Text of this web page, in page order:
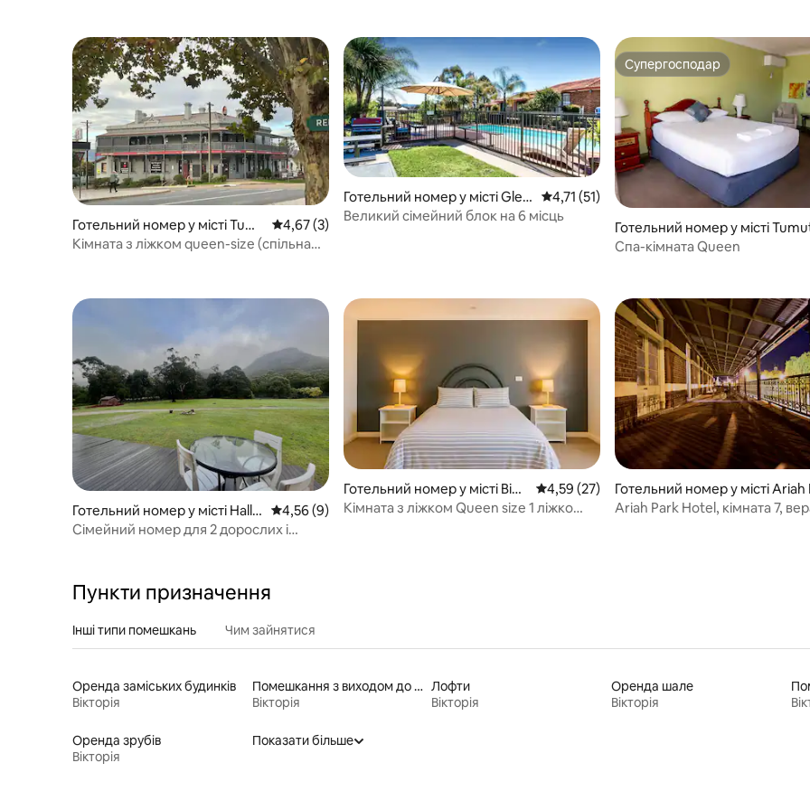
Готельний номер у місті Tum
ut
Середня оцінка: 4,67 з 5, відгуки: 3
4,67 (3)
Кімната з ліжком queen-size (спільна
Готельний номер у місті Glen
roy
Середня оцінка: 4,71 з 5, відгуки: 51
4,71 (51)
Великий сімейний блок на 6 місць
Супергосподар
Супергосподар
Готельний номер у місті
Спа-кімната Queen
Готельний номер у місті Halls
Gap
Середня оцінка: 4,56 з 5, відгуки: 9
4,56 (9)
Сімейний номер для 2 дорослих і
Готельний номер у місті Bina
long
Середня оцінка: 4,59 з 5, відгуки: 27
4,59 (27)
Кімната з ліжком Queen size 1 ліжко
Готельний номер у місті Ariah
rk
Ariah Park Hotel, кімната 7,
Пункти призначення
Інші типи помешкань Чим зайнятися
Оренда заміських будинків
Вікторія
Помешкання з виходом до озера
Вікторія
Лофти
Вікторія
Оренда шале
Вікторія
Оренда зрубів
Вікторія
Показати більше